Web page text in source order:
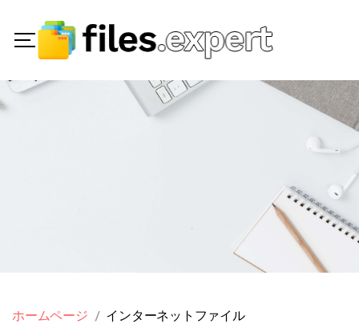
ホームページ
インターネットファイル